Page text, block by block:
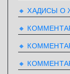
🔸 ХАДИСЫ
🔸
🔸
🔸